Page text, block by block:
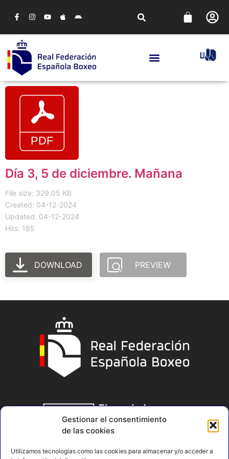
Gestionar el consentimiento
de las cookies
Utilizamos tecnologías como las cookies para almacenar y/o acceder a
Día 3, 5 de diciembre. Mañana
File size: 329.05 KB
Created: 04-12-2024
Updated: 04-12-2024
Hits: 185
DOWNLOAD PREVIEW